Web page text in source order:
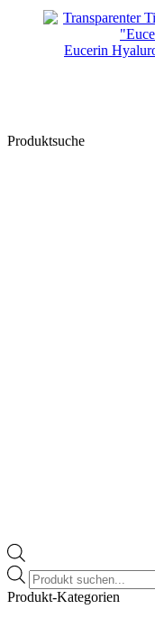
Eucerin
Produktsuche
Products
search
Produkt-Kategorien